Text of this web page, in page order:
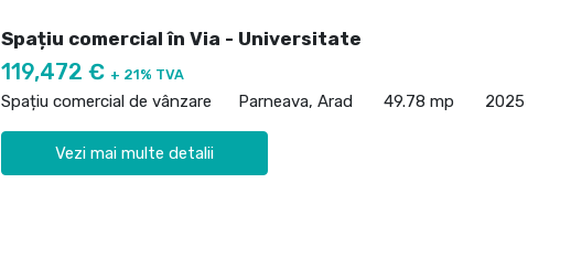
Spațiu comercial în Via - Universitate
119,472 € + 21% TVA
Spațiu comercial de vânzare Parneava, Arad 49.78 mp 2025
Vezi mai multe detalii